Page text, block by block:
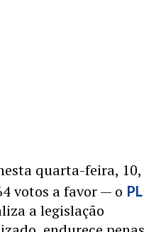
quarta-feira, 10,
votos a favor — o PL
a legislação